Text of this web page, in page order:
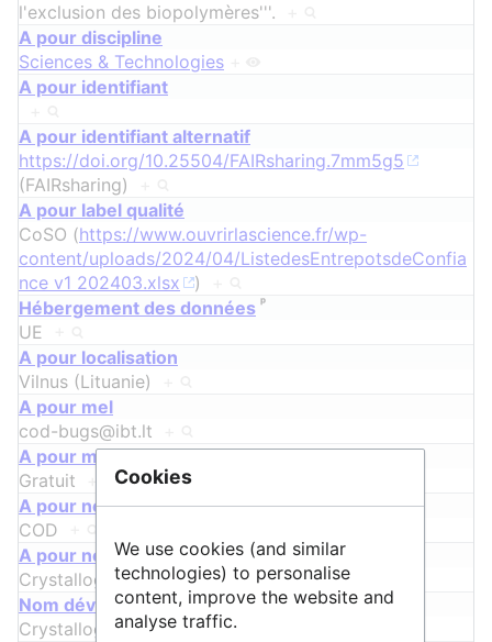
l'exclusion des biopolymères'''.
A pour discipline
Sciences & Technologies
A pour identifiant
A pour identifiant alternatif
https://doi.org/10.25504/FAIRsharing.7mm5g5
(FAIRsharing)
A pour label qualité
CoSO (https://www.ouvrirlascience.fr/wp-
content/uploads/2024/04/ListedesEntrepotsdeConfia
nce v1 202403.xlsx
)
Hébergement des données ᵖ
UE
A pour localisation
Vilnus (Lituanie)
A pour mel
cod-bugs@ibt.lt
A pour modèle économique
Gratuit
A pour nom
COD
A pour nom alternatif
Crystallography Open Database+
Nom développé ᵖ
Crystallography Open Database
Cookies
We use cookies (and similar
technologies) to personalise
content, improve the website and
analyse traffic.